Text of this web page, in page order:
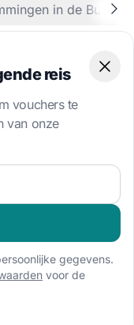
in de Buurt
reis
vouchers te
van onze
en ontvang
gegevens.
voor de